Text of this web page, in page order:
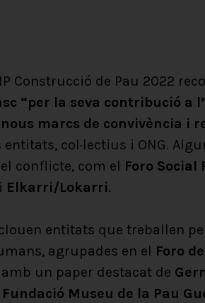
Construcció de Pau 2022
“per la seva contribució a
marcs de convivència i
entitats, col·lectius i ONG.
conflicte, com el Foro Social
i Elkarri/Lokarri.
entitats que treballen
agrupades en el Foro
amb un paper destacat de
Fundació Museu de la Pau